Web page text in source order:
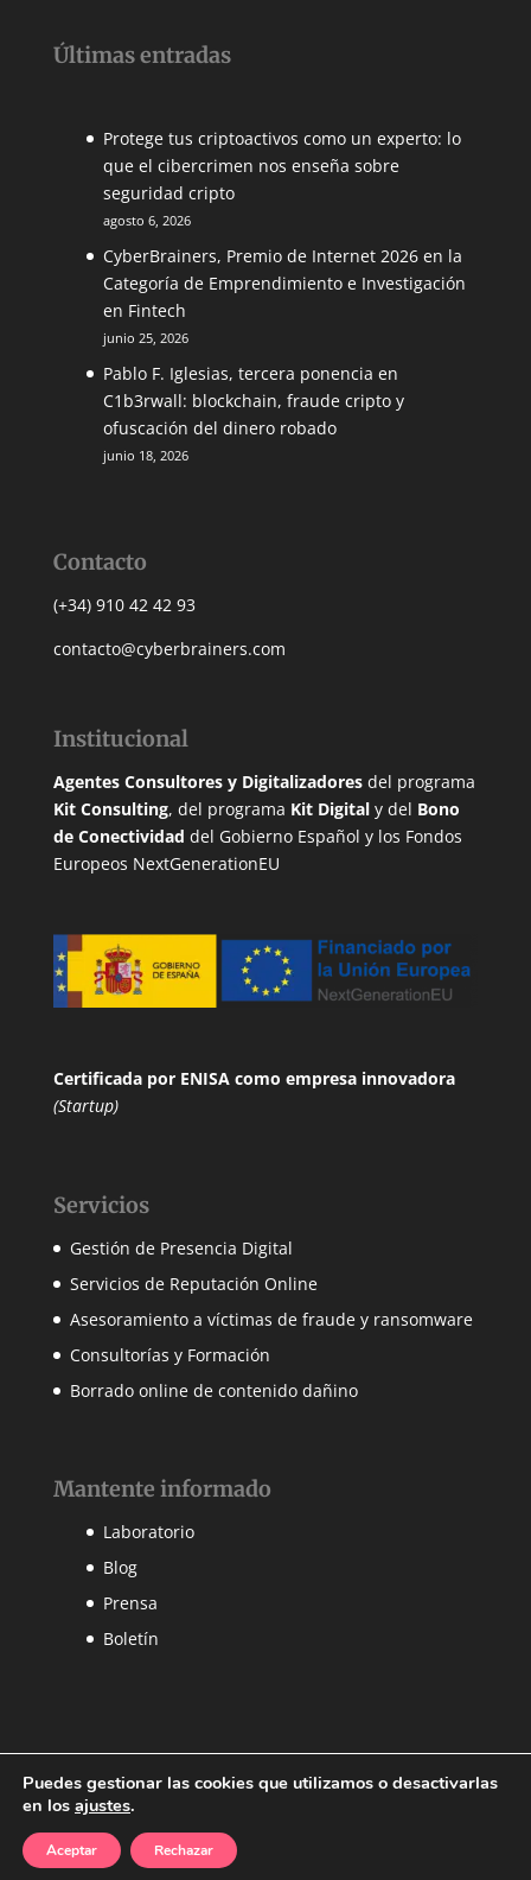
Últimas entradas
Protege tus criptoactivos como un experto: lo
que el cibercrimen nos enseña sobre
seguridad cripto
agosto 6, 2026
CyberBrainers, Premio de Internet 2026 en la
Categoría de Emprendimiento e Investigación
en Fintech
junio 25, 2026
Pablo F. Iglesias, tercera ponencia en
C1b3rwall: blockchain, fraude cripto y
ofuscación del dinero robado
junio 18, 2026
Contacto
(+34) 910 42 42 93
contacto@cyberbrainers.com
Institucional
Agentes Consultores y Digitalizadoresdel programa
Kit Consulting, del programa Kit Digitaly del Bono
de Conectividad del Gobierno Español y los Fondos
Europeos NextGenerationEU
Certificada por ENISAcomo empresa innovadora
(Startup)
Servicios
Gestión de Presencia Digital
Servicios de Reputación Online
Asesoramiento a víctimas de fraude y ransomware
Consultorías y Formación
Borrado online de contenido dañino
Mantente informado
Laboratorio
Blog
Prensa
Boletín
@2025 CyberBrainers Solutions S.L.
Política de Privacidad
Puedes gestionar las cookies que utilizamos o desactivarlas
en los ajustes.
Aceptar Rechazar